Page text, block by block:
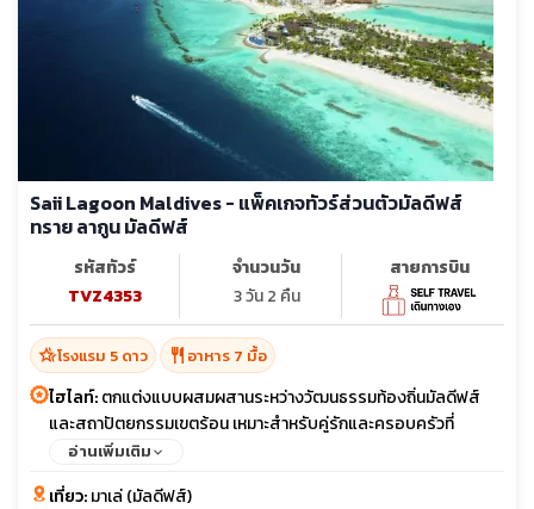
Saii Lagoon Maldives - แพ็คเกจทัวร์ส่วนตัวมัลดีฟส์
ทราย ลากูน มัลดีฟส์
รหัสทัวร์
TVZ4353
จำนวนวัน
3 วัน 2 คืน
สายการบิน
hotel_classโรงแรม 5 ดาว restaurant อาหาร 7 มื้อ
ไฮไลท์:ตกแต่งแบบผสมผสานระหว่างวัฒนธรรมท้องถิ่นมัลดีฟส์
และสถาปัตยกรรมเขตร้อน เหมาะสำหรับคู่รักและครอบครัวที่
ต้องการความโรแมนติกและเป็นส่วนตัว
อ่านเพิ่มเติม
เที่ยว:มาเล่ (มัลดีฟส์)